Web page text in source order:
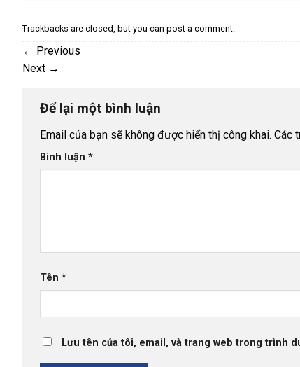
Trackbacks are closed, but you can post a comment.
← Previous
Next →
Để lại một bình luận
Email của bạn sẽ không được hiển thị công khai. Các
Bình luận *
Tên *
Lưu tên của tôi, email, và trang web trong trình